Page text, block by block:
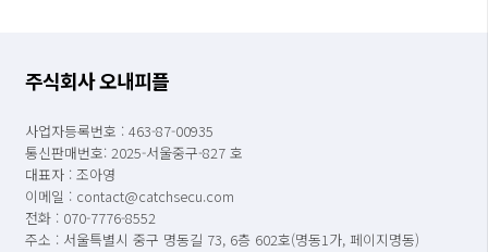
주식회사 오내피플
사업자등록번호 : 463-87-00935
통신판매번호: 2025-서울중구-827 호
대표자 : 조아영
이메일 : contact@catchsecu.com
전화 : 070-7776-8552
주소 : 서울특별시 중구 명동길 73, 6층 602호(명동1가, 페이지명동)